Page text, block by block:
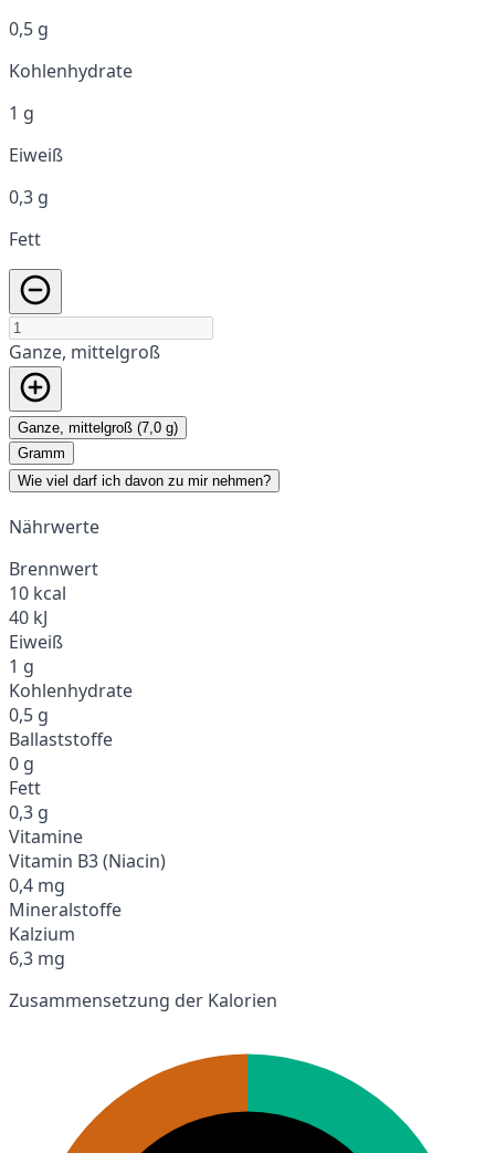
0,5 g
Kohlenhydrate
1 g
Eiweiß
0,3 g
Fett
Ganze, mittelgroß
Ganze, mittelgroß (7,0 g)
Gramm
Wie viel darf ich davon zu mir nehmen?
Nährwerte
Brennwert
10 kcal
40 kJ
Eiweiß
1 g
Kohlenhydrate
0,5 g
Ballaststoffe
0 g
Fett
0,3 g
Vitamine
Vitamin B3 (Niacin)
0,4 mg
Mineralstoffe
Kalzium
6,3 mg
Zusammensetzung der Kalorien